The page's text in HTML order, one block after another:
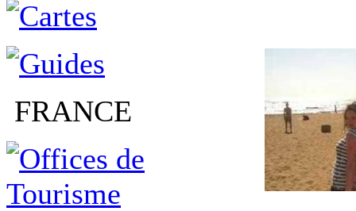
FRANCE